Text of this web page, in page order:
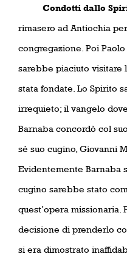
Condotti dallo
rimasero ad Antiochia
congregazione. Poi
sarebbe piaciuto visitare
stata fondate. Lo Spirito
irrequieto; il vangelo
Barnaba concordò col
sé suo cugino, Giovanni
Evidentemente Barnaba
cugino sarebbe stato
quest’opera missionaria.
decisione di prenderlo
si era dimostrato